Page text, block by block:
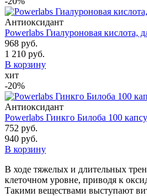
Антиоксидант
Powerlabs Гиалуроновая кислота,
968 руб.
1 210 руб.
В корзину
хит
-20%
Антиоксидант
Powerlabs Гинкго Билоба 100
752 руб.
940 руб.
В корзину
В ходе тяжелых и длительных
клеточном уровне, приводя к
Такими веществами выступают